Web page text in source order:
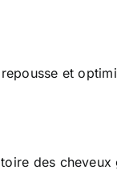
et
des